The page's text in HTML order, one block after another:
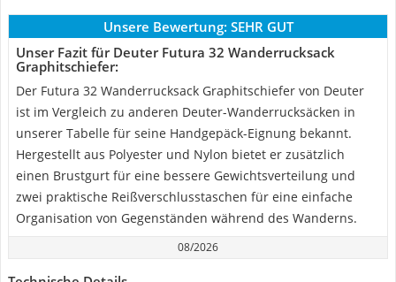
Unsere Bewertung: SEHR GUT
Unser Fazit für Deuter Futura 32 Wanderrucksack
Graphitschiefer:
Der Futura 32 Wanderrucksack Graphitschiefer von Deuter
ist im Vergleich zu anderen Deuter-Wanderrucksäcken in
unserer Tabelle für seine Handgepäck-Eignung bekannt.
Hergestellt aus Polyester und Nylon bietet er zusätzlich
einen Brustgurt für eine bessere Gewichtsverteilung und
zwei praktische Reißverschlusstaschen für eine einfache
Organisation von Gegenständen während des Wanderns.
08/2026